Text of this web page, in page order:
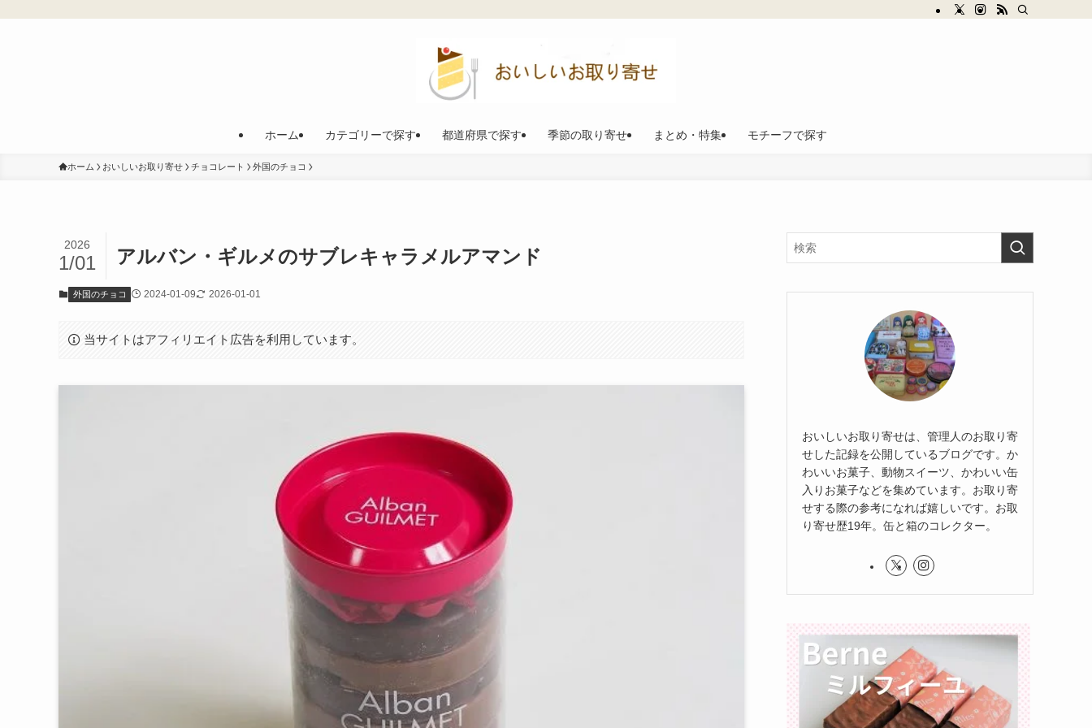
ホーム カテゴリーで探す 都道府県で探す 季節の取り寄せ まとめ・特集 モチーフで探す
ホーム おいしいお取り寄せ チョコレート 外国のチョコ
アルバン・ギルメのサブレキャラメルアマンド
2026
1/01
外国のチョコ 2024-01-09 2026-01-01
当サイトはアフィリエイト広告を利用しています。
おいしいお取り寄せは、管理人のお取り寄
せした記録を公開しているブログです。か
わいいお菓子、動物スイーツ、かわいい缶
入りお菓子などを集めています。お取り寄
せする際の参考になれば嬉しいです。お取
り寄せ歴19年。缶と箱のコレクター。